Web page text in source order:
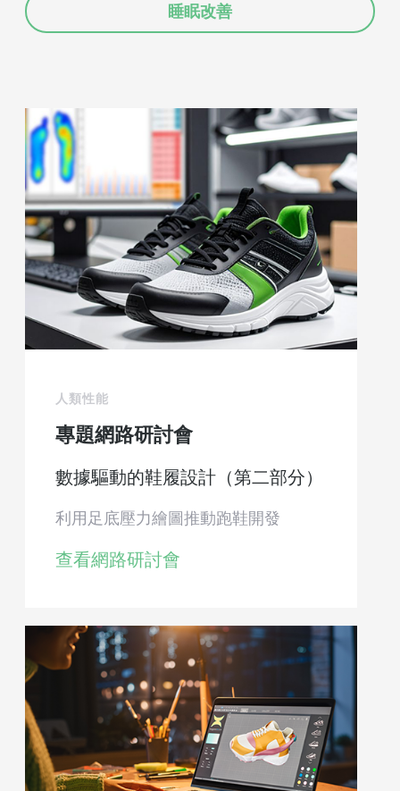
睡眠改善
人類性能
專題網路研討會
數據驅動的鞋履設計（第二部分）
利用足底壓力繪圖推動跑鞋開發
查看網路研討會